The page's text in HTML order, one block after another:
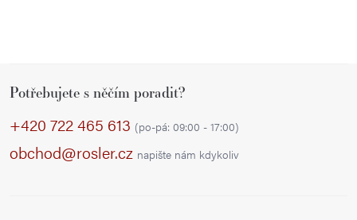
Potřebujete s něčím poradit?
+420 722 465 613 (po-pá: 09:00 - 17:00)
obchod@rosler.cz napište nám kdykoliv